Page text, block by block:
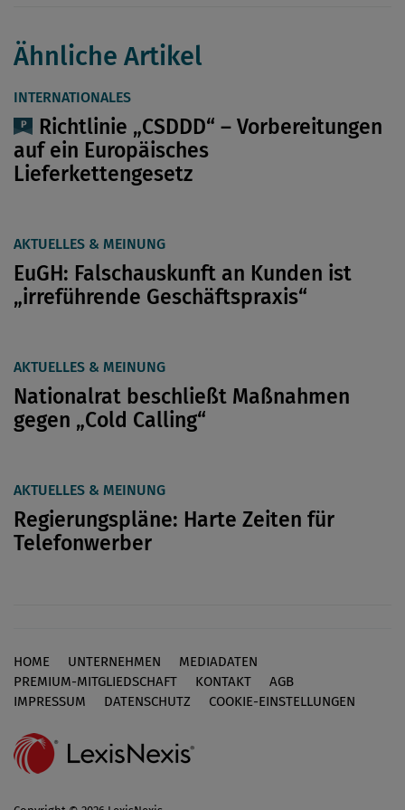
Ähnliche Artikel
INTERNATIONALES
Richtlinie „CSDDD“ – Vorbereitungen
auf ein Europäisches
Lieferkettengesetz
AKTUELLES & MEINUNG
EuGH: Falschauskunft an Kunden ist
„irreführende Geschäftspraxis“
AKTUELLES & MEINUNG
Nationalrat beschließt Maßnahmen
gegen „Cold Calling“
AKTUELLES & MEINUNG
Regierungspläne: Harte Zeiten für
Telefonwerber
Footer
HOME UNTERNEHMEN
MEDIADATEN
PREMIUM-MITGLIEDSCHAFT
KONTAKT
AGB
IMPRESSUM
DATENSCHUTZ COOKIE-EINSTELLUNGEN